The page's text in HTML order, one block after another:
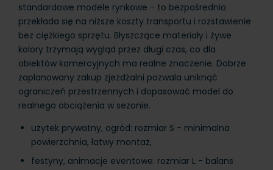
standardowe modele rynkowe - to bezpośrednio
przekłada się na niższe koszty transportu i rozstawienie
bez ciężkiego sprzętu. Błyszczące materiały i żywe
kolory trzymają wygląd przez długi czas, co dla
obiektów komercyjnych ma realne znaczenie. Dobrze
zaplanowany zakup zjeżdżalni pozwala uniknąć
ograniczeń przestrzennych i dopasować model do
realnego obciążenia w sezonie.
użytek prywatny, ogród: rozmiar S - minimalna
powierzchnia, łatwy montaż,
festyny, animacje eventowe: rozmiar L - balans